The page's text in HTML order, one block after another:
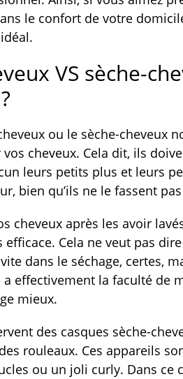
le confort de votre
VS sèche-
ou le sèche-cheveux
cheveux. Cela dit, ils
leurs petits plus et leurs
bien qu’ils ne le fassent
cheveux après les avoir
Cela ne veut pas
dans le séchage, certes,
effectivement la faculté de
mieux.
des casques sèche-
rouleaux. Ces appareils
ou un joli curly. Dans ce